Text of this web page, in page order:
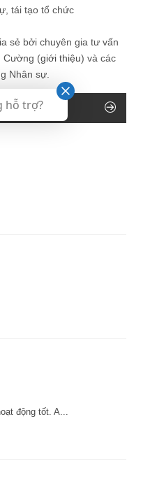
tái tạo tổ chức
sẻ bởi chuyên gia tư vấn
Cường (giới thiệu) và các
Nhân sự.
động tốt. A...
hỗ trợ?